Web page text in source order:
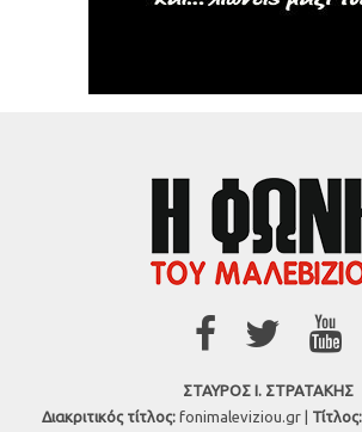
ΣΤΑΥΡΟΣ Ι. ΣΤΡΑΤΑΚΗΣ
Διακριτικός τίτλος:fonimaleviziou.gr | Τίτλος: